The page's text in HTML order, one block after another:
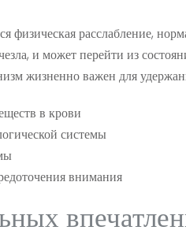
расслабление,
и может перейти из
жизненно важен для
в крови
системы
внимания